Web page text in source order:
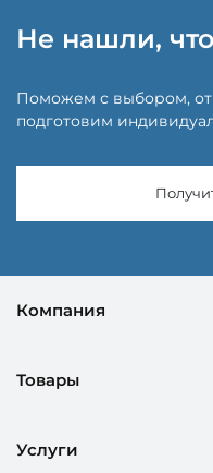
Не нашли,
Поможем с выбором,
подготовим
Компания
Товары
Услуги